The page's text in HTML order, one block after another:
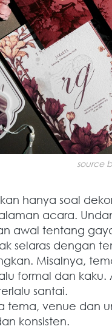
source
hanya soal
acara.
awal tentang
selaras dengan
Misalnya,
formal dan
santai.
tema, venue dan
konsisten.